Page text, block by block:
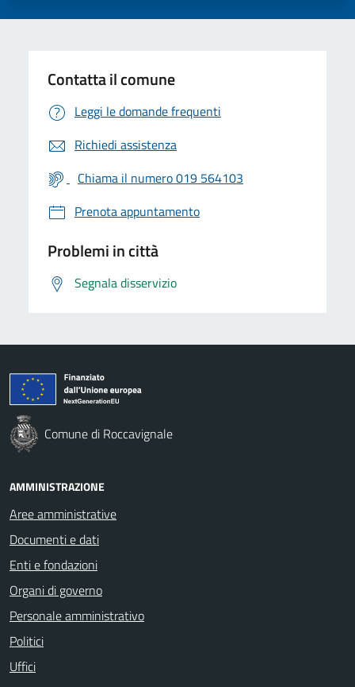
Contatta il comune
Leggi le domande frequenti
Richiedi assistenza
Chiama il numero 019 564103
Prenota appuntamento
Problemi in città
Segnala disservizio
Comune di Roccavignale
AMMINISTRAZIONE
Aree amministrative
Documenti e dati
Enti e fondazioni
Organi di governo
Personale amministrativo
Politici
Uffici